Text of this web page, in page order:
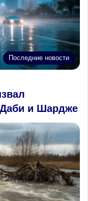
Последние новости
и Шардже